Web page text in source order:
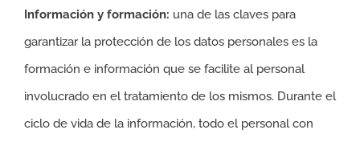
Información y formación: una de las claves para
garantizar la protección de los datos personales es la
formación e información que se facilite al personal
involucrado en el tratamiento de los mismos. Durante el
ciclo de vida de la información, todo el personal con